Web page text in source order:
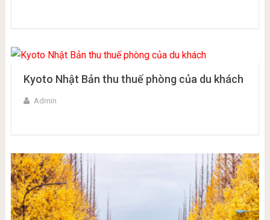
Kyoto Nhật Bản thu thuế phòng của du khách
Admin